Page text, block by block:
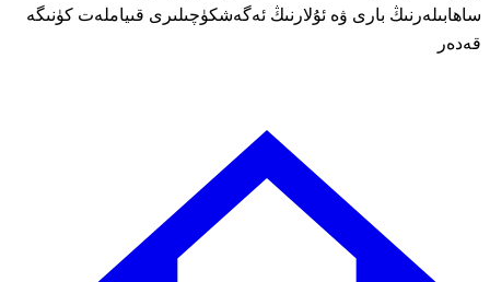
ساھابىلەرنىڭ بارى ۋە ئۇلارنىڭ ئەگەشكۈچىلىرى قىياملەت كۈنىگە
قەدەر